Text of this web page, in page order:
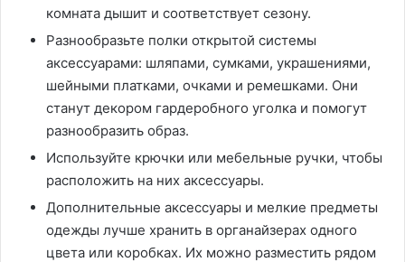
комната дышит и соответствует сезону.
Разнообразьте полки открытой системы
аксессуарами: шляпами, сумками, украшениями,
шейными платками, очками и ремешками. Они
станут декором гардеробного уголка и помогут
разнообразить образ.
Используйте крючки или мебельные ручки, чтобы
расположить на них аксессуары.
Дополнительные аксессуары и мелкие предметы
одежды лучше хранить в органайзерах одного
цвета или коробках. Их можно разместить рядом